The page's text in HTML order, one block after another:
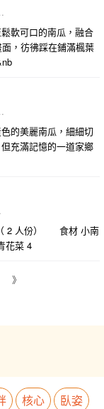
軟可口的南瓜，融合
，彷彿踩在鋪滿楓葉
的美麗南瓜，細細切
充滿記憶的一道家鄉
2 人份） 食材 小南
花菜 4
》
核心
臥姿